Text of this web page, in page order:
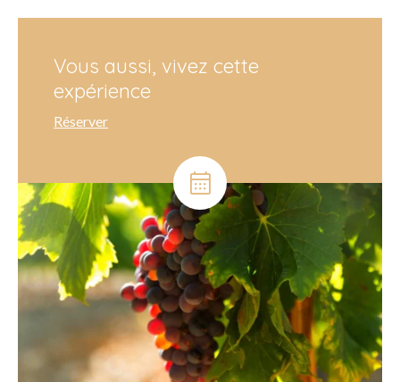
Vous aussi, vivez cette
expérience
Réserver